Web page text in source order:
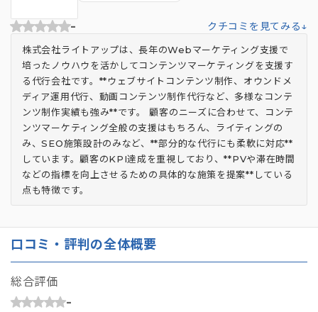
- クチコミを見てみる↓
株式会社ライトアップは、長年のWebマーケティング支援で
培ったノウハウを活かしてコンテンツマーケティングを支援す
る代行会社です。**ウェブサイトコンテンツ制作、オウンドメ
ディア運用代行、動画コンテンツ制作代行など、多様なコンテ
ンツ制作実績も強み**です。 顧客のニーズに合わせて、コンテ
ンツマーケティング全般の支援はもちろん、ライティングの
み、SEO施策設計のみなど、**部分的な代行にも柔軟に対応**
しています。顧客のKPI達成を重視しており、**PVや滞在時間
などの指標を向上させるための具体的な施策を提案**している
点も特徴です。
口コミ・評判の全体概要
総合評価
-